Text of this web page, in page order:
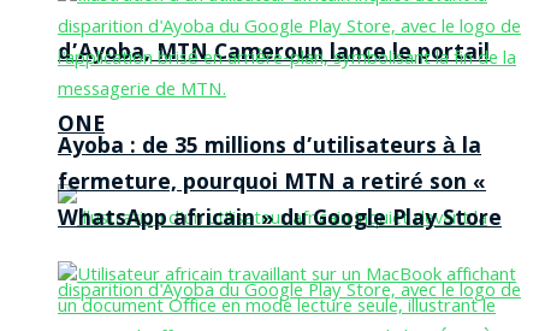
d’Ayoba, MTN Cameroun lance le portail
ONE
Ayoba : de 35 millions d’utilisateurs à la
fermeture, pourquoi MTN a retiré son «
WhatsApp africain » du Google Play Store